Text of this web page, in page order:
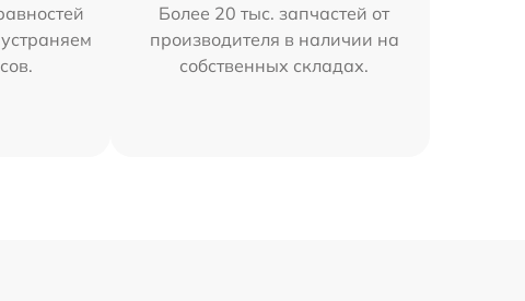
Более 20 тыс. запчастей от
производителя в наличии на
собственных складах.